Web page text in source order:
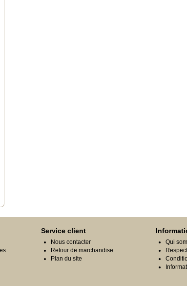
Service client
Nous contacter
Retour de marchandise
Plan du site
Qui